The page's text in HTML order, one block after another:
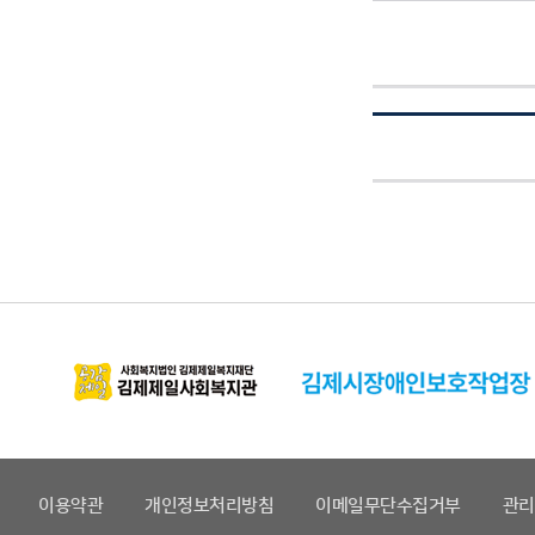
이용약관 개인정보처리방침 이메일무단수집거부 관